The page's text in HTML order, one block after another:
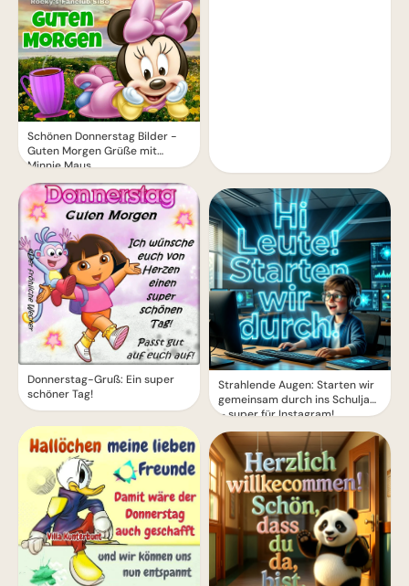
Schönen Donnerstag Bilder -
Guten Morgen Grüße mit
Minnie Maus
Donnerstag-Gruß: Ein super
schöner Tag!
Strahlende Augen: Starten wir
gemeinsam durch ins Schuljahr
– super für Instagram!